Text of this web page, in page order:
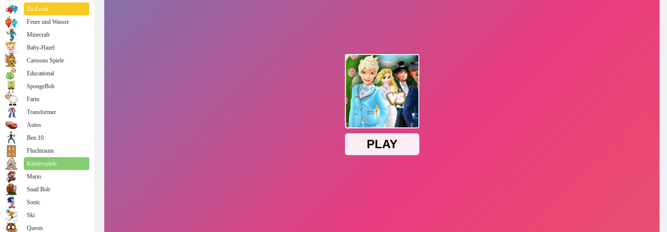
Zu Zweit
Feuer und Wasser
Minecraft
Baby-Hazel
Cartoons Spiele
Educational
SpongeBob
Farm
Transformer
Autos
Ben 10
Fluchtraum
Kinderspiele
Mario
Snail Bob
Sonic
Ski
Quests